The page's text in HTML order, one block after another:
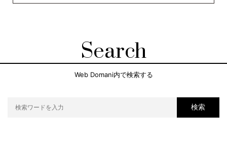
Search
Web Domani内で検索する
検索